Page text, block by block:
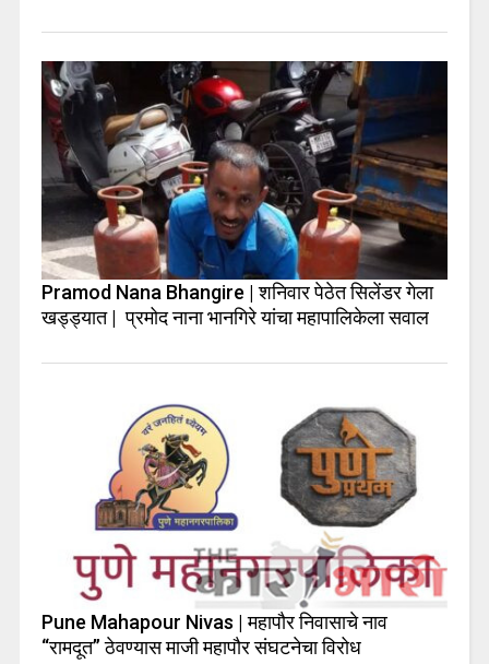
Pramod Nana Bhangire | शनिवार पेठेत सिलेंडर गेला
खड्ड्यात | प्रमोद नाना भानगिरे यांचा महापालिकेला सवाल
Pune Mahapour Nivas | महापौर निवासाचे नाव
“रामदूत” ठेवण्यास माजी महापौर संघटनेचा विरोध